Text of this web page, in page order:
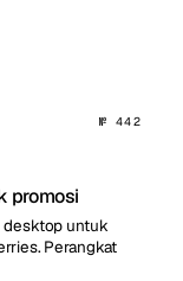
№ 442
promosi
desktop untuk
Perangkat